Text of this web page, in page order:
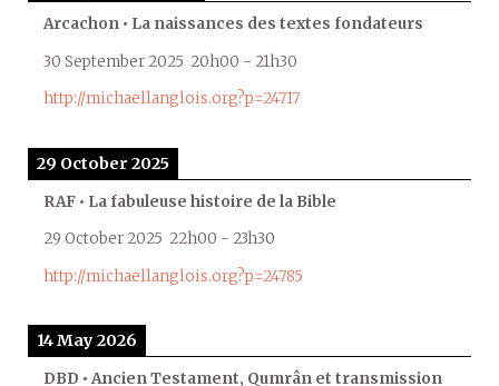
Arcachon • La naissances des textes fondateurs
30 September 2025 20h00 - 21h30
http://michaellanglois.org?p=24717
29 October 2025
RAF • La fabuleuse histoire de la Bible
29 October 2025 22h00 - 23h30
http://michaellanglois.org?p=24785
14 May 2026
DBD • Ancien Testament, Qumrân et transmission